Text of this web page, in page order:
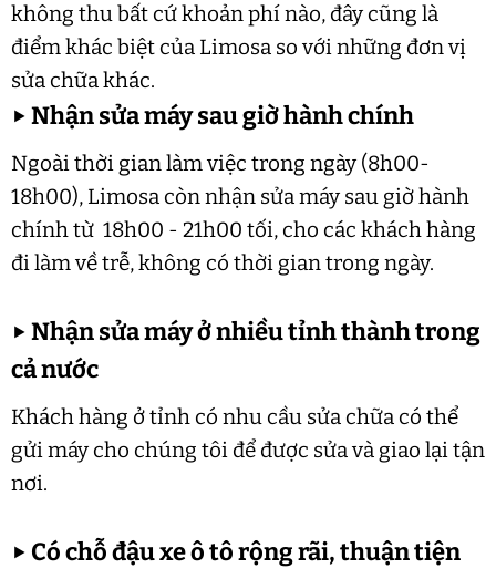
không thu bất cứ khoản phí nào, đây cũng là
điểm khác biệt của Limosa so với những đơn vị
sửa chữa khác.
▶Nhận sửa máy sau giờ hành chính
Ngoài thời gian làm việc trong ngày (8h00-
18h00), Limosa còn nhận sửa máy sau giờ hành
chính từ 18h00 - 21h00 tối, cho các khách hàng
đi làm về trễ, không có thời gian trong ngày.
▶Nhận sửa máy ở nhiều tỉnh thành trong
cả nước
Khách hàng ở tỉnh có nhu cầu sửa chữa có thể
gửi máy cho chúng tôi để được sửa và giao lại tận
nơi.
▶ Có chỗ đậu xe ô tô rộng rãi, thuận tiện